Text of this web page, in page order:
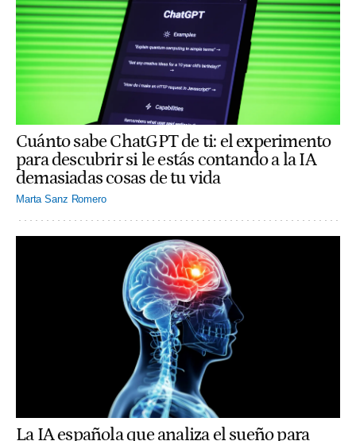
Cuánto sabe ChatGPT de ti: el experimento
para descubrir si le estás contando a la IA
demasiadas cosas de tu vida
Marta Sanz Romero
La IA española que analiza el sueño para